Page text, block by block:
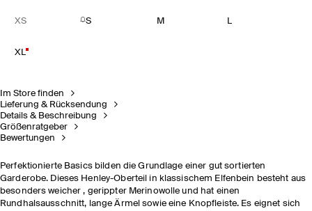
XS S M L
XL
Im Store finden
Lieferung & Rücksendung
Details & Beschreibung
Größenratgeber
Bewertungen
Perfektionierte Basics bilden die Grundlage einer gut sortierten
Garderobe. Dieses Henley-Oberteil in klassischem Elfenbein besteht aus
besonders weicher , gerippter Merinowolle und hat einen
Rundhalsausschnitt, lange Ärmel sowie eine Knopfleiste. Es eignet sich